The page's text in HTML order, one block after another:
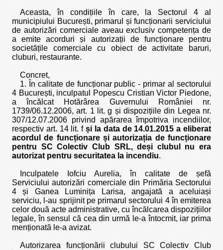
Aceasta, în condițiile în care, la Sectorul 4 al
municipiului București, primarul și funcționarii serviciului
de autorizări comerciale aveau exclusiv competența de
a emite acorduri și autorizații de funcționare pentru
societățile comerciale cu obiect de activitate baruri,
cluburi, restaurante.
Concret,
1. În calitate de funcționar public - primar al sectorului
4 București, inculpatul Popescu Cristian Victor Piedone,
a încălcat Hotărârea Guvernului României nr.
1739/06.12.2006, art. 1 lit. g și dispozițiile din Legea nr.
307/12.07.2006 privind apărarea împotriva incendiilor,
respectiv art. 14 lit. fși la data de 14.01.2015 a eliberat
acordul de funcționare și autorizația de funcționare
pentru SC Colectiv Club SRL, deși clubul nu era
autorizat pentru securitatea la incendiu.
Inculpatele Iofciu Aurelia, în calitate de șefă
Serviciului autorizări comerciale din Primăria Sectorului
4 și Ganea Luminița Larisa, angajată a aceluiași
serviciu, l-au sprijinit pe primarul sectorului 4 în emiterea
celor două acte administrative, cu încălcarea dispozițiilor
legale, în sensul că cea din urmă le-a întocmit, iar prima
menționată le-a avizat.
Autorizarea funcționării clubului SC Colectiv Club